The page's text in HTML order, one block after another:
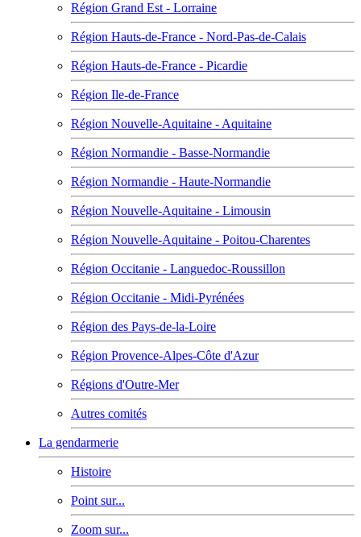
Région Grand Est - Lorraine
Région Hauts-de-France - Nord-Pas-de-Calais
Région Hauts-de-France - Picardie
Région Ile-de-France
Région Nouvelle-Aquitaine - Aquitaine
Région Normandie - Basse-Normandie
Région Normandie - Haute-Normandie
Région Nouvelle-Aquitaine - Limousin
Région Nouvelle-Aquitaine - Poitou-Charentes
Région Occitanie - Languedoc-Roussillon
Région Occitanie - Midi-Pyrénées
Région des Pays-de-la-Loire
Région Provence-Alpes-Côte d'Azur
Régions d'Outre-Mer
Autres comités
La gendarmerie
Histoire
Point sur...
Zoom sur...